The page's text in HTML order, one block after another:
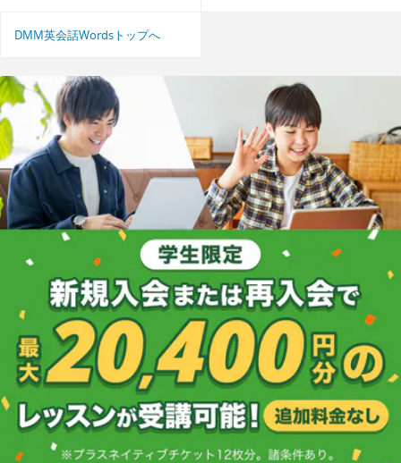
DMM英会話Wordsトップへ